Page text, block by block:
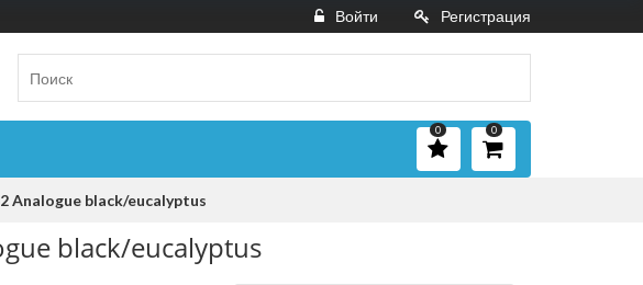
Войти Регистрация
0
0
Analogue black/eucalyptus
black/eucalyptus